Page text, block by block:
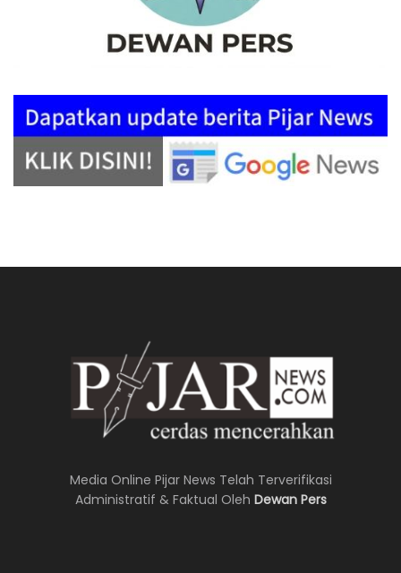
Media Online Pijar News Telah Terverifikasi
Administratif & Faktual Oleh Dewan Pers